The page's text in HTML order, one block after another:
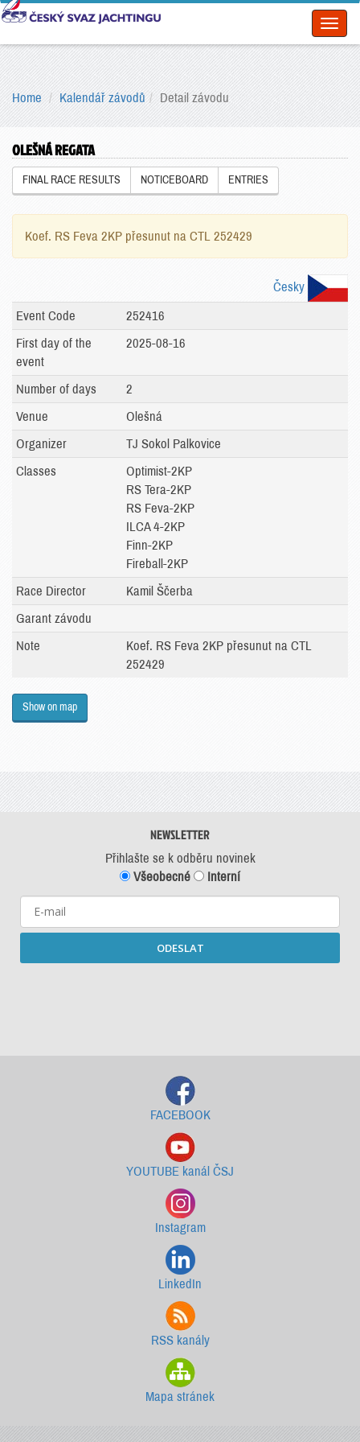
Home Kalendář závodů Detail závodu
OLEŠNÁ REGATA
FINAL RACE RESULTS NOTICEBOARD ENTRIES
Koef. RS Feva 2KP přesunut na CTL 252429
Česky
Event Code
252416
First day of the
event
2025-08-16
Number of days
2
Venue
Olešná
Organizer
TJ Sokol Palkovice
Classes
Optimist-2KP
RS Tera-2KP
RS Feva-2KP
ILCA 4-2KP
Finn-2KP
Fireball-2KP
Race Director
Kamil Ščerba
Garant závodu
Note
Koef. RS Feva 2KP přesunut na CTL
252429
Show on map
NEWSLETTER
Přihlašte se k odběru novinek
Všeobecné
Interní
ODESLAT
FACEBOOK
YOUTUBE kanál ČSJ
Instagram
LinkedIn
RSS kanály
Mapa stránek